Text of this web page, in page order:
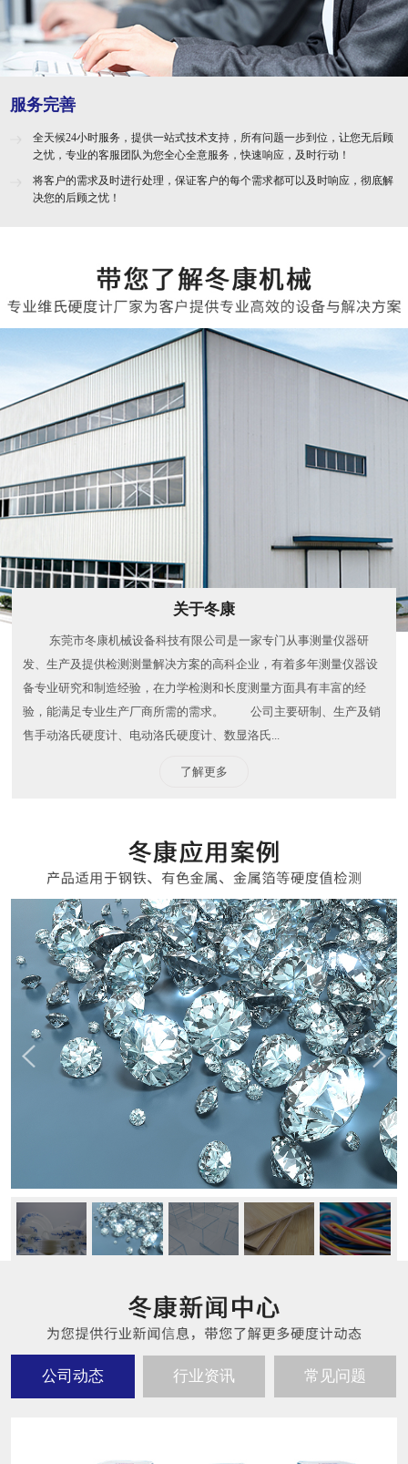
服务完善
全天候24小时服务，提供一站式技术支持，所有问题一步到位，让您无后顾
之忧，专业的客服团队为您全心全意服务，快速响应，及时行动！
将客户的需求及时进行处理，保证客户的每个需求都可以及时响应，彻底解
决您的后顾之忧！
关于冬康
​​东莞市冬康机械设备科技有限公司是一家专门从事测量仪器研
发、生产及提供检测测量解决方案的高科企业，有着多年测量仪器设
备专业研究和制造经验，在力学检测和长度测量方面具有丰富的经
验，能满足专业生产厂商所需的需求。 ​​公司主要研制、生产及销
售手动洛氏硬度计、电动洛氏硬度计、数显洛氏...
了解更多
公司动态 行业资讯 常见问题